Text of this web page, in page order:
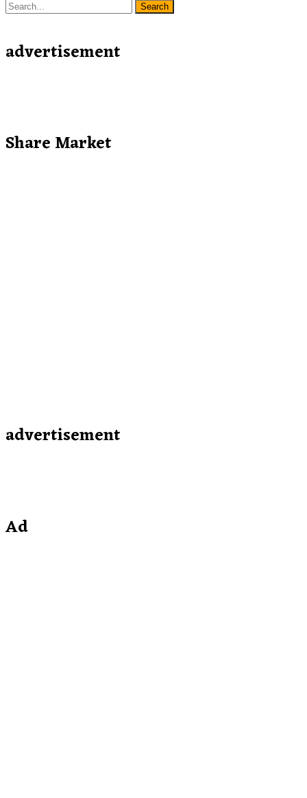
Search
advertisement
Share Market
advertisement
Ad